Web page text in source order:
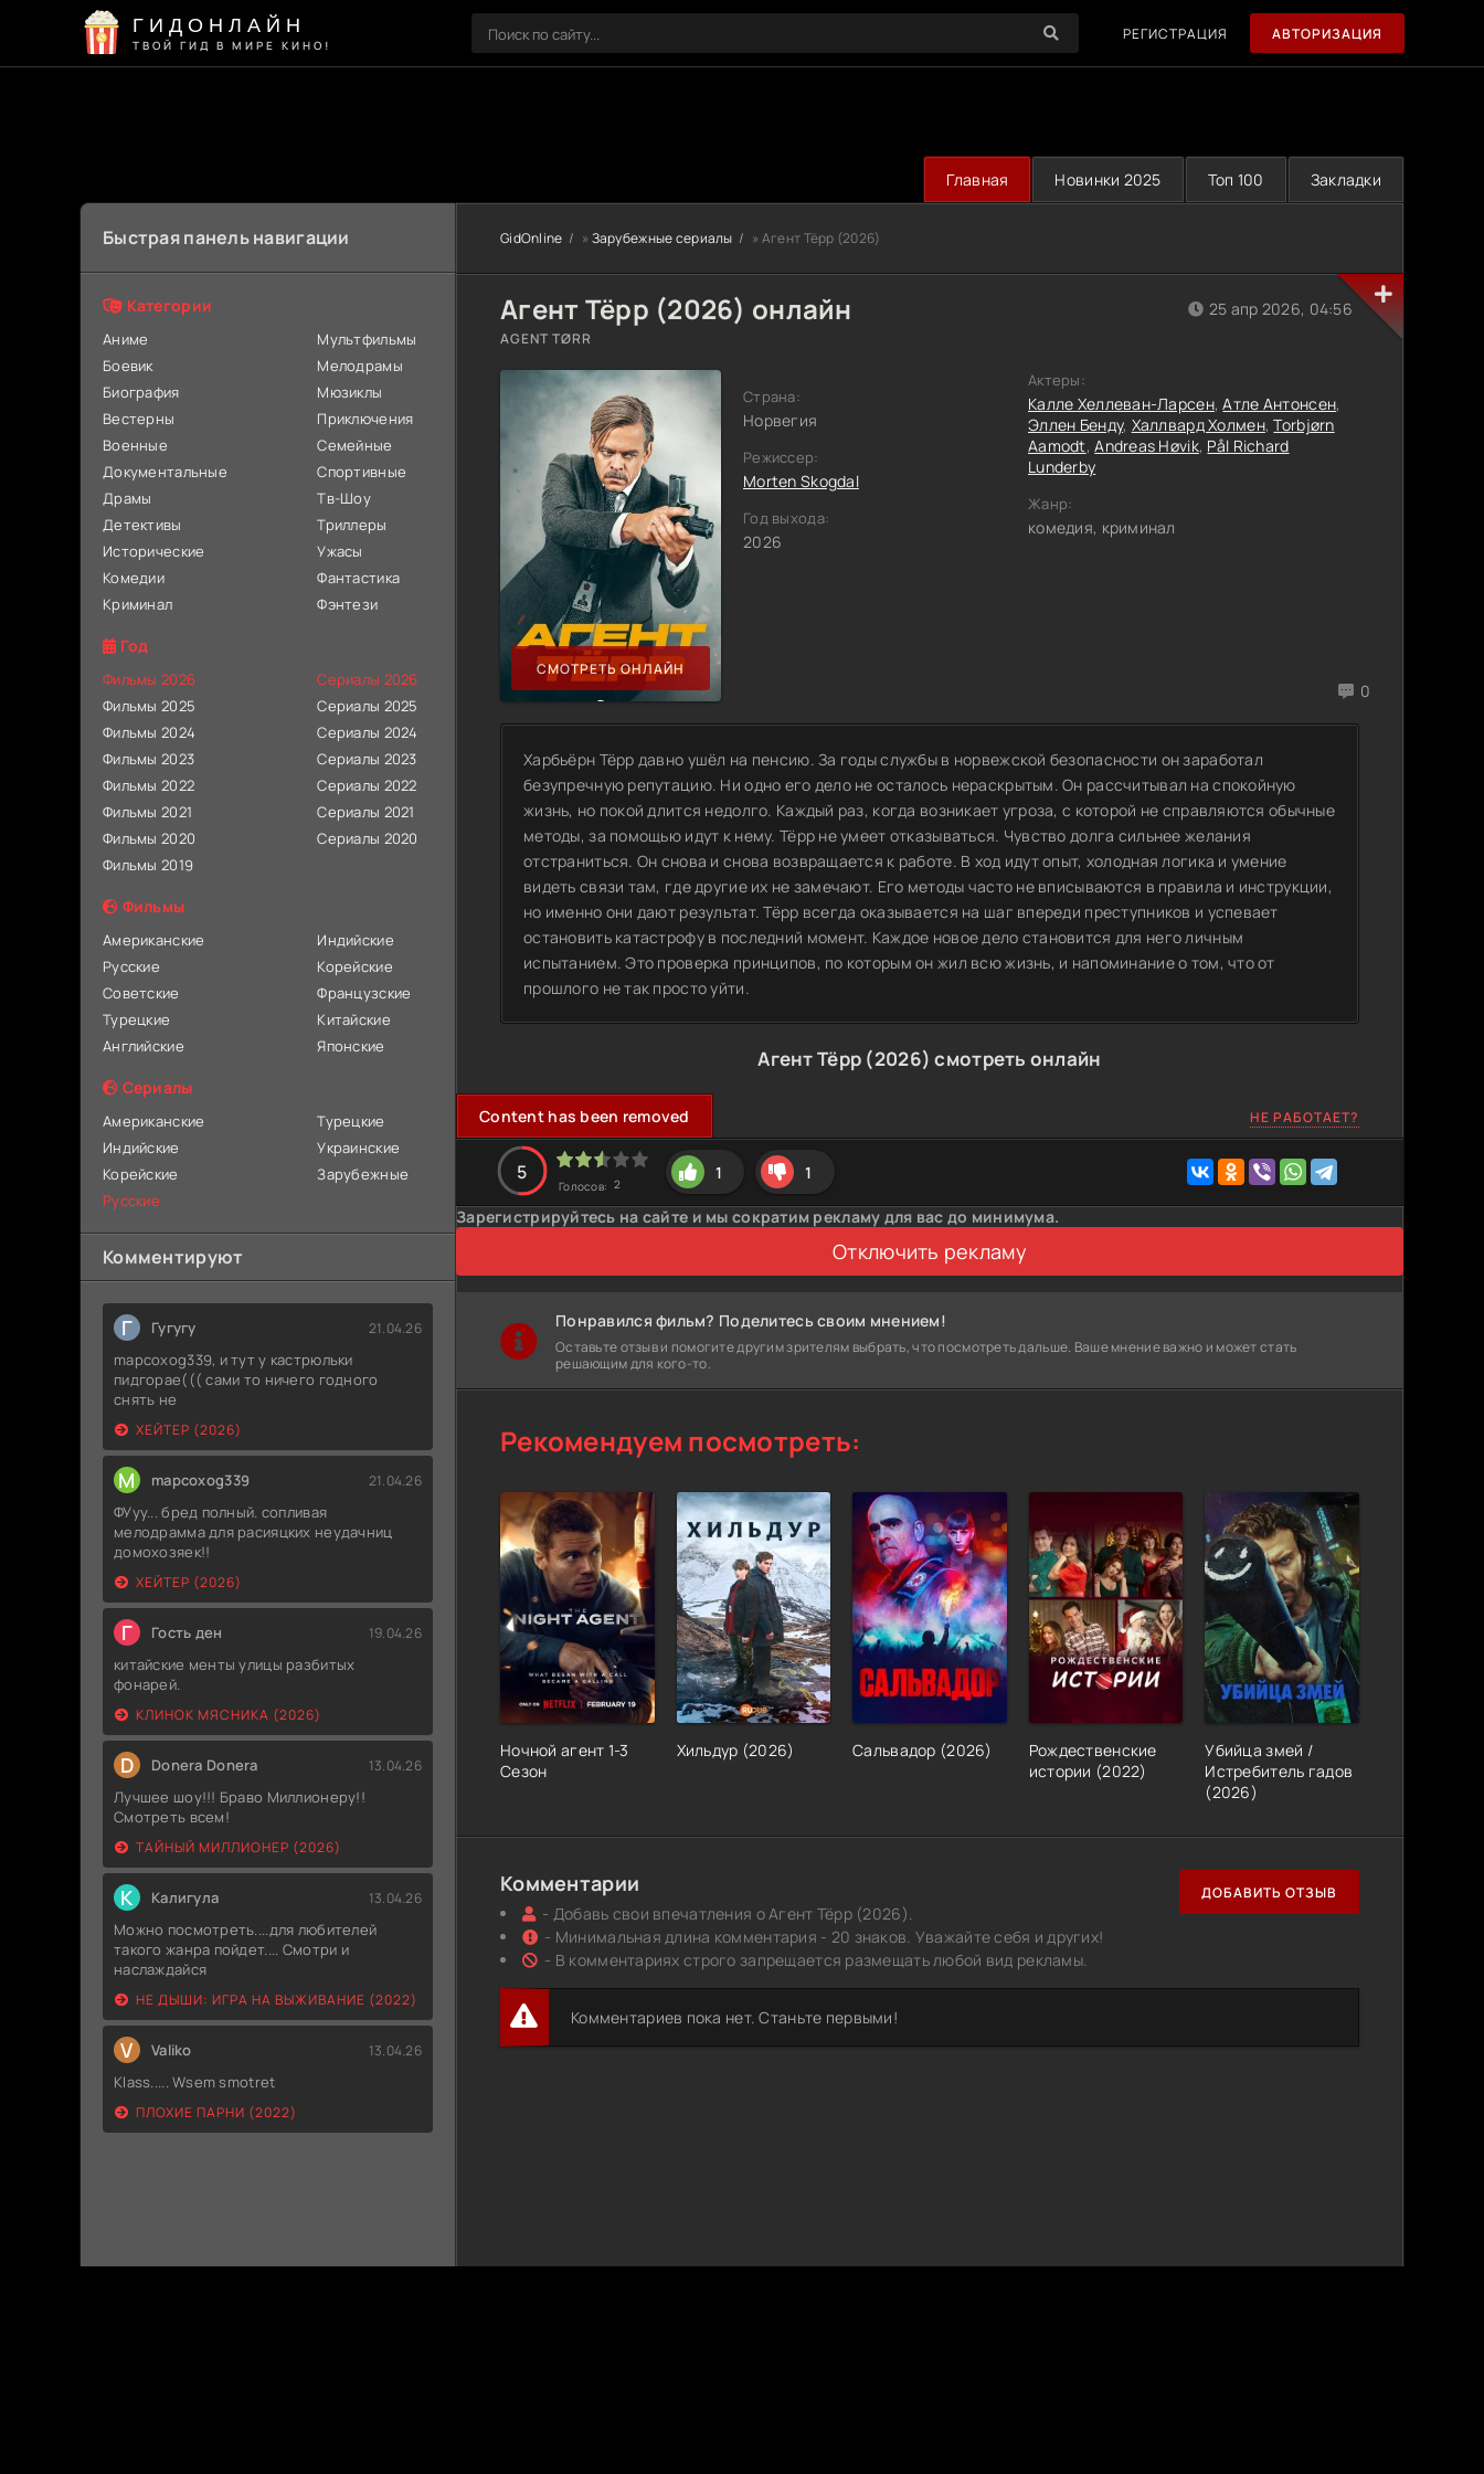
ГИДОНЛАЙН
ТВОЙ ГИД В МИРЕ КИНО!
РЕГИСТРАЦИЯ АВТОРИЗАЦИЯ
Главная Новинки 2025 Топ 100 Закладки
Быстрая панель навигации
Категории
Аниме
Боевик
Биография
Вестерны
Военные
Документальные
Драмы
Детективы
Исторические
Комедии
Криминал
Мультфильмы
Мелодрамы
Мюзиклы
Приключения
Семейные
Спортивные
Тв-Шоу
Триллеры
Ужасы
Фантастика
Фэнтези
Год
Фильмы 2026
Фильмы 2025
Фильмы 2024
Фильмы 2023
Фильмы 2022
Фильмы 2021
Фильмы 2020
Фильмы 2019
Сериалы 2026
Сериалы 2025
Сериалы 2024
Сериалы 2023
Сериалы 2022
Сериалы 2021
Сериалы 2020
Фильмы
Американские
Русские
Советские
Турецкие
Английские
Индийские
Корейские
Французские
Китайские
Японские
Сериалы
Американские
Индийские
Корейские
Русские
Турецкие
Украинские
Зарубежные
Комментируют
Г Гугугу 21.04.26
mapcoxog339, и тут у кастрюльки
пидгорае((( сами то ничего годного
снять не
ХЕЙТЕР (2026)
M mapcoxog339 21.04.26
ФУуу... бред полный. сопливая
мелодрамма для расияцких неудачниц
домохозяек!!
ХЕЙТЕР (2026)
Г Гость ден 19.04.26
китайские менты улицы разбитых
фонарей.
КЛИНОК МЯСНИКА (2026)
D Donera Donera 13.04.26
Лучшее шоу!!! Браво Миллионеру!!
Смотреть всем!
ТАЙНЫЙ МИЛЛИОНЕР (2026)
К Калигула 13.04.26
Можно посмотреть....для любителей
такого жанра пойдет.... Смотри и
наслаждайся
НЕ ДЫШИ: ИГРА НА ВЫЖИВАНИЕ (2022)
V Valiko 13.04.26
Klass..... Wsem smotret
ПЛОХИЕ ПАРНИ (2022)
GidOnline » Зарубежные сериалы » Агент Тёрр (2026)
Агент Тёрр (2026) онлайн
AGENT TØRR
СМОТРЕТЬ ОНЛАЙН
Страна:
Норвегия
Режиссер:
Morten Skogdal
Год выхода:
2026
0
25 апр 2026, 04:56
Актеры:
Калле Хеллеван-Ларсен,Атле Антонсен,
Эллен Бенду, Халлвард Холмен,Torbjørn
Aamodt,Andreas Høvik, Pål Richard
Lunderby
Жанр:
комедия, криминал
Харбьёрн Тёрр давно ушёл на пенсию. За годы службы в норвежской безопасности он заработал
безупречную репутацию. Ни одно его дело не осталось нераскрытым. Он рассчитывал на спокойную
жизнь, но покой длится недолго. Каждый раз, когда возникает угроза, с которой не справляются обычные
методы, за помощью идут к нему. Тёрр не умеет отказываться. Чувство долга сильнее желания
отстраниться. Он снова и снова возвращается к работе. В ход идут опыт, холодная логика и умение
видеть связи там, где другие их не замечают. Его методы часто не вписываются в правила и инструкции,
но именно они дают результат. Тёрр всегда оказывается на шаг впереди преступников и успевает
остановить катастрофу в последний момент. Каждое новое дело становится для него личным
испытанием. Это проверка принципов, по которым он жил всю жизнь, и напоминание о том, что от
прошлого не так просто уйти.
Агент Тёрр (2026) смотреть онлайн
Content has been removed НЕ РАБОТАЕТ?
5
Голосов: 2
1 1
Зарегистрируйтесь на сайте и мы сократим рекламу для вас до минимума.
Отключить рекламу
Понравился фильм? Поделитесь своим мнением!
Оставьте отзыв и помогите другим зрителям выбрать, что посмотреть дальше. Ваше мнение важно и может стать
решающим для кого-то.
Рекомендуем посмотреть:
Ночной агент 1-3
Сезон
Хильдур (2026) Сальвадор (2026)
Рождественские
истории (2022)
Убийца змей /
Истребитель гадов
(2026)
Комментарии
- Добавь свои впечатления о Агент Тёрр (2026).
- Минимальная длина комментария - 20 знаков. Уважайте себя и других!
- В комментариях строго запрещается размещать любой вид рекламы.
ДОБАВИТЬ ОТЗЫВ
Комментариев пока нет. Станьте первыми!